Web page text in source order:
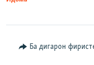
Ба дигарон